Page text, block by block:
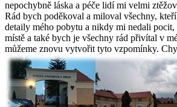
nepochybně láska a péče lidí mi velmi
Rád bych poděkoval a miloval všechny,
detaily mého pobytu a nikdy mi nedali pocit,
místě a také bych je všechny rád přivítal v
můžeme znovu vytvořit tyto vzpomínky.